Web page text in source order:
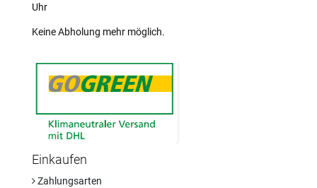
Uhr
Keine Abholung mehr möglich.
Einkaufen
Zahlungsarten